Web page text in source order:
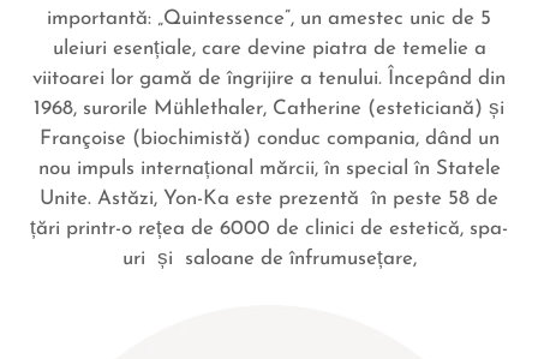
importantă: „Quintessence”, un amestec unic de 5
uleiuri esențiale, care devine piatra de temelie a
viitoarei lor gamă de îngrijire a tenului. Începând din
1968, surorile Mühlethaler, Catherine (esteticiană) și
Françoise (biochimistă) conduc compania, dând un
nou impuls internațional mărcii, în special în Statele
Unite. Astăzi, Yon-Ka este prezentă în peste 58 de
țări printr-o rețea de 6000 de clinici de estetică, spa-
uri și saloane de înfrumusețare,